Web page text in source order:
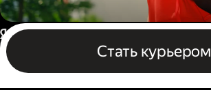
Пеший курьер
Стать курьером
Бизнесу